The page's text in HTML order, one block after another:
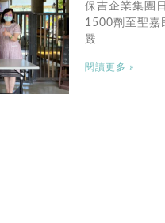
保吉企業集團
1500劑至聖嘉
嚴
閱讀更多 »